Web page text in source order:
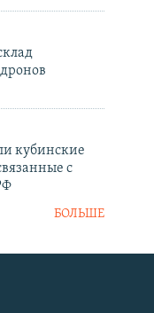
кубинские
с
БОЛЬШЕ